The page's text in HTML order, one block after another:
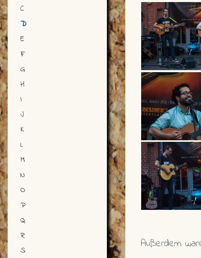
Außerdem
C
D
E
F
G
H
I
J
K
L
M
N
O
P
Q
R
S